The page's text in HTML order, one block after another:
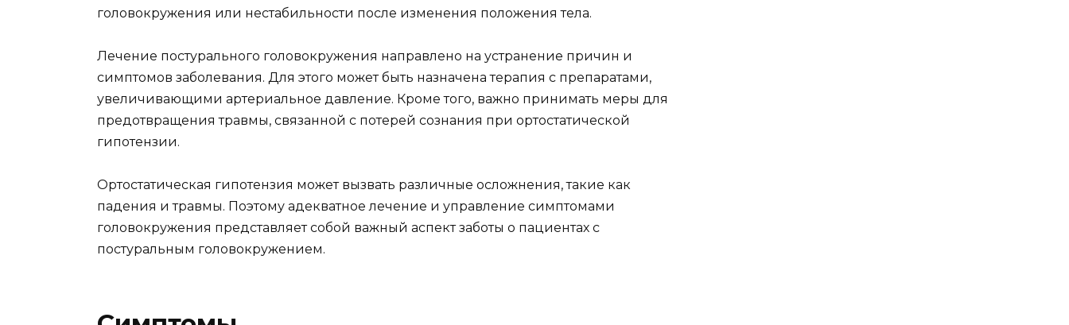
головокружения или нестабильности после изменения положения тела.
Лечение постурального головокружения направлено на устранение причин и
симптомов заболевания. Для этого может быть назначена терапия с препаратами,
увеличивающими артериальное давление. Кроме того, важно принимать меры для
предотвращения травмы, связанной с потерей сознания при ортостатической
гипотензии.
Ортостатическая гипотензия может вызвать различные осложнения, такие как
падения и травмы. Поэтому адекватное лечение и управление симптомами
головокружения представляет собой важный аспект заботы о пациентах с
постуральным головокружением.